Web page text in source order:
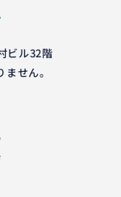
ビル32階
せん。